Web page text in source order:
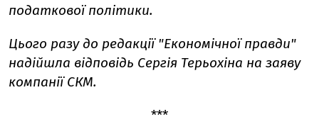
податкової політики.
Цього разу до редакції "Економічної правди"
надійшла відповідь Сергія Терьохіна на заяву
компанії СКМ.
***